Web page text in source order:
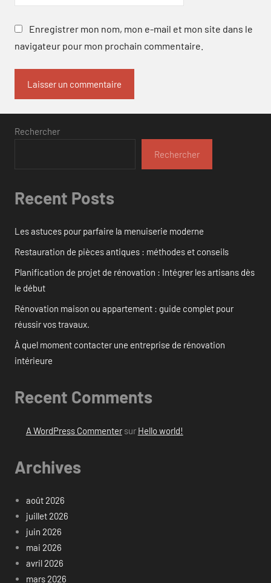
Enregistrer mon nom, mon e-mail et mon site dans le
navigateur pour mon prochain commentaire.
Rechercher
Rechercher
Recent Posts
Les astuces pour parfaire la menuiserie moderne
Restauration de pièces antiques : méthodes et conseils
Planification de projet de rénovation : Intégrer les artisans dès
le début
Rénovation maison ou appartement : guide complet pour
réussir vos travaux.
À quel moment contacter une entreprise de rénovation
intérieure
Recent Comments
A WordPress Commentersur Hello world!
Archives
août 2026
juillet 2026
juin 2026
mai 2026
avril 2026
mars 2026